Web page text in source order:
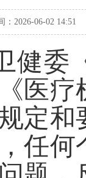
2026-06-02 14:51
健委
医
定
任